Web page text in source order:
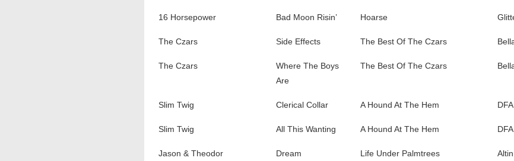
16 Horsepower Bad Moon Risin’ Hoarse
The Czars Side Effects The Best Of The Czars
The Czars
Where The Boys
Are
The Best Of The Czars
Slim Twig Clerical Collar A Hound At The Hem DFA
Slim Twig All This Wanting A Hound At The Hem DFA
Jason & Theodor Dream Life Under Palmtrees